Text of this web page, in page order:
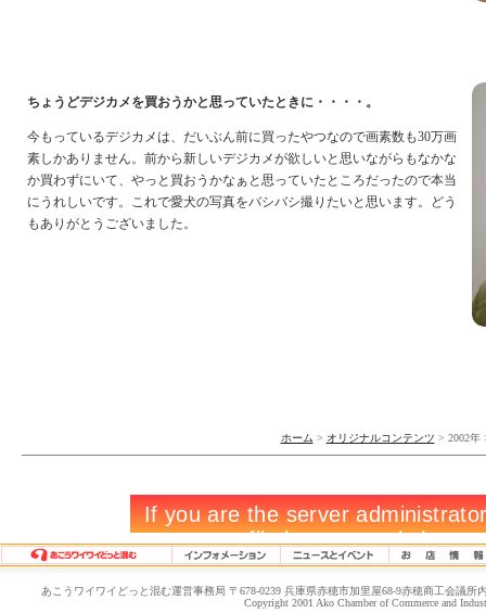
ちょうどデジカメを買おうかと思っていたときに・・・・。
今もっているデジカメは、だいぶん前に買ったやつなので画素数も30万画
素しかありません。前から新しいデジカメが欲しいと思いながらもなかな
か買わずにいて、やっと買おうかなぁと思っていたところだったので本当
にうれしいです。これで愛犬の写真をバシバシ撮りたいと思います。どう
もありがとうございました。
ホーム > オリジナルコンテンツ > 2002年
あこうワイワイどっと混む運営事務局 〒678-0239 兵庫県赤穂市加里屋68-9赤穂商工会議所
Copyright 2001 Ako Chamber of Commerce and